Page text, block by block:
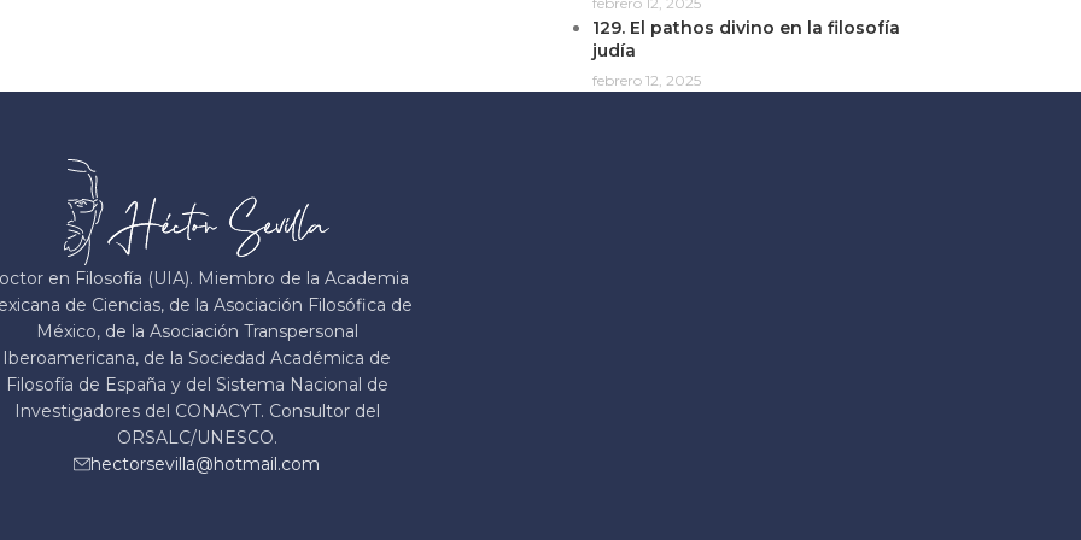
129. El pathos divino en la filosofía
judía
febrero 12, 2025
en Filosofía (UIA). Miembro de la Academia
de Ciencias, de la Asociación Filosófica de
México, de la Asociación Transpersonal
Iberoamericana, de la Sociedad Académica de
Filosofía de España y del Sistema Nacional de
Investigadores del CONACYT. Consultor del
ORSALC/UNESCO.
hectorsevilla@hotmail.com